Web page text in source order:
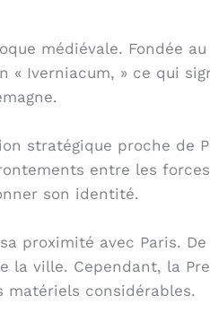
médiévale. Fondée
Iverniacum, » ce qui
stratégique proche de
entre les
son identité.
proximité avec Paris. De
ville. Cependant, la
matériels considérables.